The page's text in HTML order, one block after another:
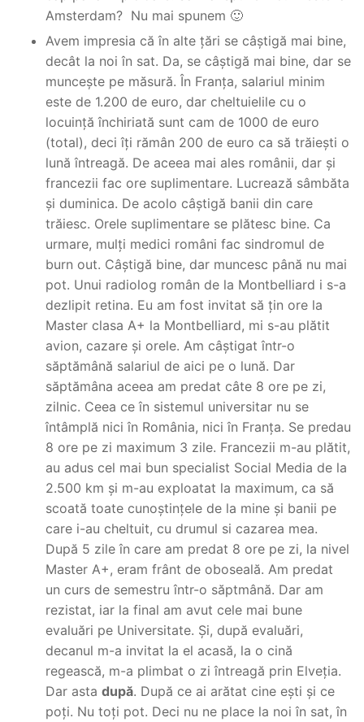
Amsterdam? Nu mai spunem 🙂
Avem impresia că în alte țări se câștigă mai bine,
decât la noi în sat. Da, se câștigă mai bine, dar se
muncește pe măsură. În Franța, salariul minim
este de 1.200 de euro, dar cheltuielile cu o
locuință închiriată sunt cam de 1000 de euro
(total), deci îți rămân 200 de euro ca să trăiești o
lună întreagă. De aceea mai ales românii, dar și
francezii fac ore suplimentare. Lucrează sâmbăta
și duminica. De acolo câștigă banii din care
trăiesc. Orele suplimentare se plătesc bine. Ca
urmare, mulți medici români fac sindromul de
burn out. Câștigă bine, dar muncesc până nu mai
pot. Unui radiolog român de la Montbelliard i s-a
dezlipit retina. Eu am fost invitat să țin ore la
Master clasa A+ la Montbelliard, mi s-au plătit
avion, cazare și orele. Am câștigat într-o
săptămână salariul de aici pe o lună. Dar
săptămâna aceea am predat câte 8 ore pe zi,
zilnic. Ceea ce în sistemul universitar nu se
întâmplă nici în România, nici în Franța. Se predau
8 ore pe zi maximum 3 zile. Francezii m-au plătit,
au adus cel mai bun specialist Social Media de la
2.500 km și m-au exploatat la maximum, ca să
scoată toate cunoștințele de la mine și banii pe
care i-au cheltuit, cu drumul si cazarea mea.
După 5 zile în care am predat 8 ore pe zi, la nivel
Master A+, eram frânt de oboseală. Am predat
un curs de semestru într-o săptmână. Dar am
rezistat, iar la final am avut cele mai bune
evaluări pe Universitate. Și, după evaluări,
decanul m-a invitat la el acasă, la o cină
regească, m-a plimbat o zi întreagă prin Elveția.
Dar asta după. După ce ai arătat cine ești și ce
poți. Nu toți pot. Deci nu ne place la noi în sat, în